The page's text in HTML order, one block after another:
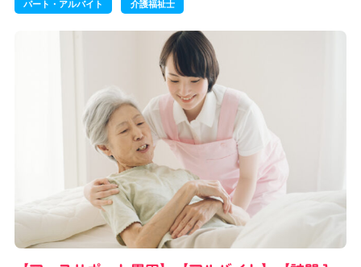
パート・アルバイト 介護福祉士